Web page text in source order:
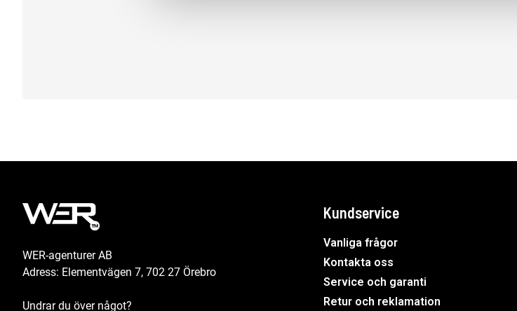
WER-agenturer AB
Adress: Elementvägen 7, 702 27 Örebro
Undrar du över något?
Kundservice
Vanliga frågor
Kontakta oss
Service och garanti
Retur och reklamation